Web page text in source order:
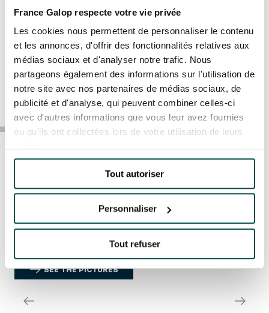
France Galop respecte votre vie privée
Les cookies nous permettent de personnaliser le contenu
et les annonces, d'offrir des fonctionnalités relatives aux
médias sociaux et d'analyser notre trafic. Nous
partageons également des informations sur l'utilisation de
notre site avec nos partenaires de médias sociaux, de
publicité et d'analyse, qui peuvent combiner celles-ci
avec d'autres informations que vous leur avez fournies
ou qu'ils ont collectées lors de votre utilisation de leurs
Tout autoriser
Personnaliser
Tout refuser
CORPORATE EVENTS
CORPORATE EVENTS
Quick access
PRACTICAL INFORMATION
CATERING
BTOB – ENTERPRISES
DRESS CODE
PHOTOS
ALBUM
PRIX DE DIANE
LONGINES
12 PHOTOS
SEE THE PICTURES